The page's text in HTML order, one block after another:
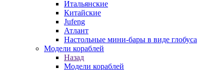
Итальянские
Китайские
Jufeng
Атлант
Настольные мини-бары в виде глобуса
Модели кораблей
Назад
Модели кораблей